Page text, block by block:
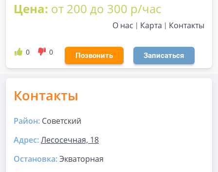
Цена: от 200 до 300 р/час
О нас Карта Контакты
0 0 Позвонить Записаться
Контакты
Район: Советский
Адрес:Лесосечная, 18
Остановка:Экваторная